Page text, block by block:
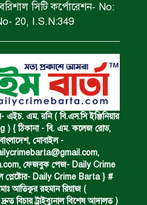
খুন।
গৃহবধূ নিহত।
উদ্ধার।
গ্রেপ্তার।
সিটি কর্পোরেশন- No:
20, I.S.N:349
এইচ. এম. রনি ( বি.এস.সি ইঞ্জিনিয়ার
{ ঠিকানা - বি. এম. কলেজ রোড,
মোবাইল -
,
ফেজবুক পেজ- Daily Crime
Daily Crime Barta } #
আতিকুর রহমান রিয়াজ (
দ্রুত বিচার ট্রাইব্যুনাল বিশেষ আদালত )